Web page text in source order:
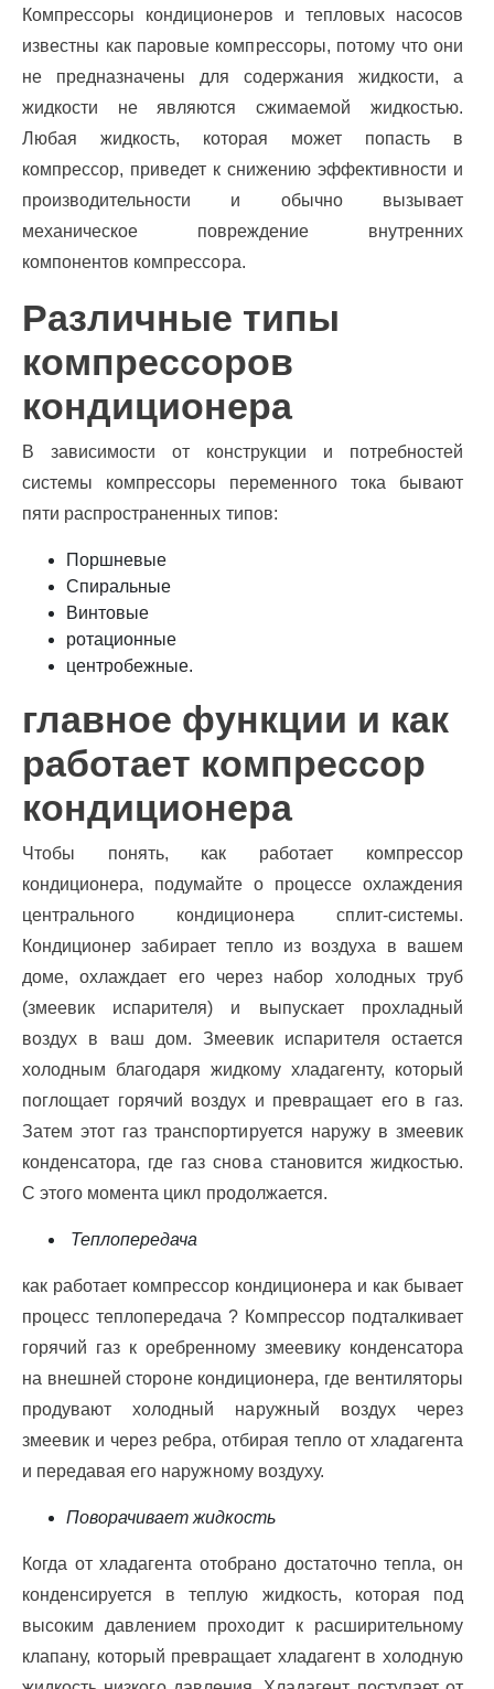
Компрессоры кондиционеров и тепловых насосов
известны как паровые компрессоры, потому что они
не предназначены для содержания жидкости, а
жидкости не являются сжимаемой жидкостью.
Любая жидкость, которая может попасть в
компрессор, приведет к снижению эффективности и
производительности и обычно вызывает
механическое повреждение внутренних
компонентов компрессора.
Различные типы
компрессоров
кондиционера
В зависимости от конструкции и потребностей
системы компрессоры переменного тока бывают
пяти распространенных типов:
Поршневые
Спиральные
Винтовые
ротационные
центробежные.
главное функции и как
работает компрессор
кондиционера
Чтобы понять, как работает компрессор
кондиционера, подумайте о процессе охлаждения
центрального кондиционера сплит-системы.
Кондиционер забирает тепло из воздуха в вашем
доме, охлаждает его через набор холодных труб
(змеевик испарителя) и выпускает прохладный
воздух в ваш дом. Змеевик испарителя остается
холодным благодаря жидкому хладагенту, который
поглощает горячий воздух и превращает его в газ.
Затем этот газ транспортируется наружу в змеевик
конденсатора, где газ снова становится жидкостью.
С этого момента цикл продолжается.
Теплопередача
как работает компрессор кондиционера и как бывает
процесс теплопередача ? Компрессор подталкивает
горячий газ к оребренному змеевику конденсатора
на внешней стороне кондиционера, где вентиляторы
продувают холодный наружный воздух через
змеевик и через ребра, отбирая тепло от хладагента
и передавая его наружному воздуху.
Поворачивает жидкость
Когда от хладагента отобрано достаточно тепла, он
конденсируется в теплую жидкость, которая под
высоким давлением проходит к расширительному
клапану, который превращает хладагент в холодную